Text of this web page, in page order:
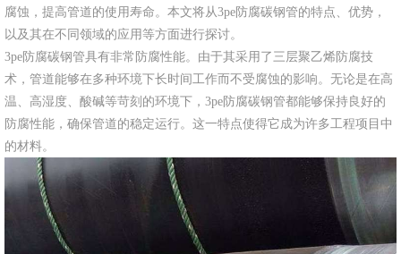
腐蚀，提高管道的使用寿命。本文将从3pe防腐碳钢管的特点、优势，
以及其在不同领域的应用等方面进行探讨。
3pe防腐碳钢管具有非常防腐性能。由于其采用了三层聚乙烯防腐技
术，管道能够在多种环境下长时间工作而不受腐蚀的影响。无论是在高
温、高湿度、酸碱等苛刻的环境下，3pe防腐碳钢管都能够保持良好的
防腐性能，确保管道的稳定运行。这一特点使得它成为许多工程项目中
的材料。